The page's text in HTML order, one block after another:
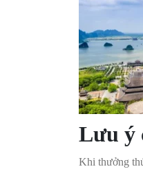
Lưu ý
Khi thưởng